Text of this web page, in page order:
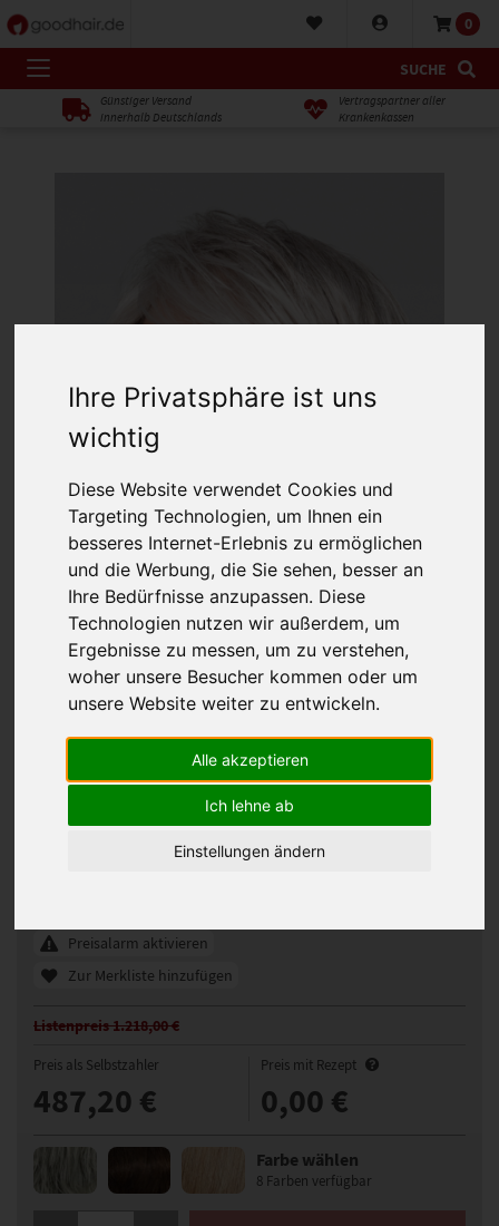
Ihre Privatsphäre ist uns
wichtig
Diese Website verwendet Cookies und
Targeting Technologien, um Ihnen ein
besseres Internet-Erlebnis zu ermöglichen
und die Werbung, die Sie sehen, besser an
Ihre Bedürfnisse anzupassen. Diese
Technologien nutzen wir außerdem, um
Ergebnisse zu messen, um zu verstehen,
woher unsere Besucher kommen oder um
unsere Website weiter zu entwickeln.
Alle akzeptieren
Ich lehne ab
Einstellungen ändern
0
SUCHE
Günstiger Versand
innerhalb Deutschlands
Vertragspartner aller
Krankenkassen
Gisela Mayer Hawaii Mono Lace Deluxe
Large groß Perücke
330506
Preisalarm aktivieren
Zur Merkliste hinzufügen
Listenpreis 1.218,00 €
Preis als Selbstzahler
487,20 €
Preis mit Rezept
0,00 €
Farbe wählen
8 Farben verfügbar